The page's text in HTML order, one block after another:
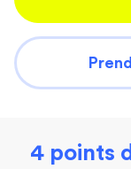
4 points